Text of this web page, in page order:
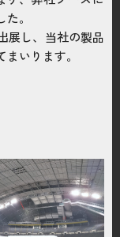
。
展し、当社の製品
いります。